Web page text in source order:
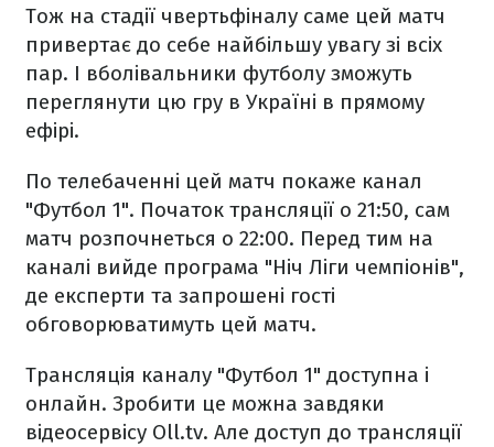
Тож на стадії чвертьфіналу саме цей матч
привертає до себе найбільшу увагу зі всіх
пар. І вболівальники футболу зможуть
переглянути цю гру в Україні в прямому
ефірі.
По телебаченні цей матч покаже канал
"Футбол 1". Початок трансляції о 21:50, сам
матч розпочнеться о 22:00. Перед тим на
каналі вийде програма "Ніч Ліги чемпіонів",
де експерти та запрошені гості
обговорюватимуть цей матч.
Трансляція каналу "Футбол 1" доступна і
онлайн. Зробити це можна завдяки
відеосервісу Oll.tv. Але доступ до трансляції